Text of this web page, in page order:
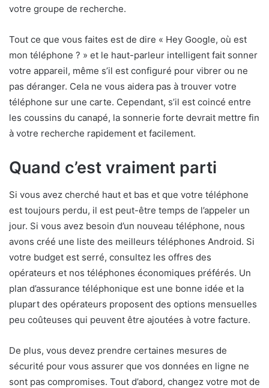
votre groupe de recherche.
Tout ce que vous faites est de dire « Hey Google, où est
mon téléphone ? » et le haut-parleur intelligent fait sonner
votre appareil, même s’il est configuré pour vibrer ou ne
pas déranger. Cela ne vous aidera pas à trouver votre
téléphone sur une carte. Cependant, s’il est coincé entre
les coussins du canapé, la sonnerie forte devrait mettre fin
à votre recherche rapidement et facilement.
Quand c’est vraiment parti
Si vous avez cherché haut et bas et que votre téléphone
est toujours perdu, il est peut-être temps de l’appeler un
jour. Si vous avez besoin d’un nouveau téléphone, nous
avons créé une liste des meilleurs téléphones Android. Si
votre budget est serré, consultez les offres des
opérateurs et nos téléphones économiques préférés. Un
plan d’assurance téléphonique est une bonne idée et la
plupart des opérateurs proposent des options mensuelles
peu coûteuses qui peuvent être ajoutées à votre facture.
De plus, vous devez prendre certaines mesures de
sécurité pour vous assurer que vos données en ligne ne
sont pas compromises. Tout d’abord, changez votre mot de